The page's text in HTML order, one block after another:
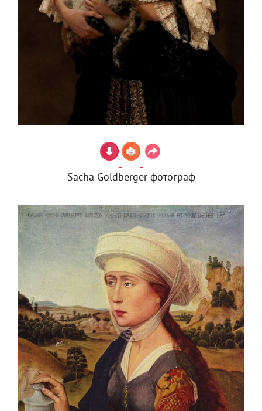
Sacha Goldberger фотограф